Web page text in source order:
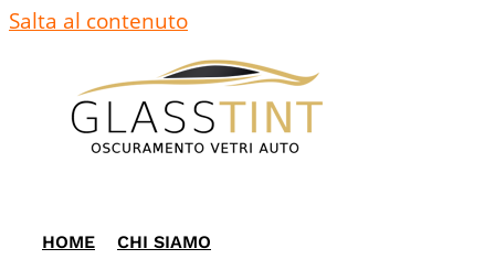
Salta al contenuto
HOME
CHI SIAMO